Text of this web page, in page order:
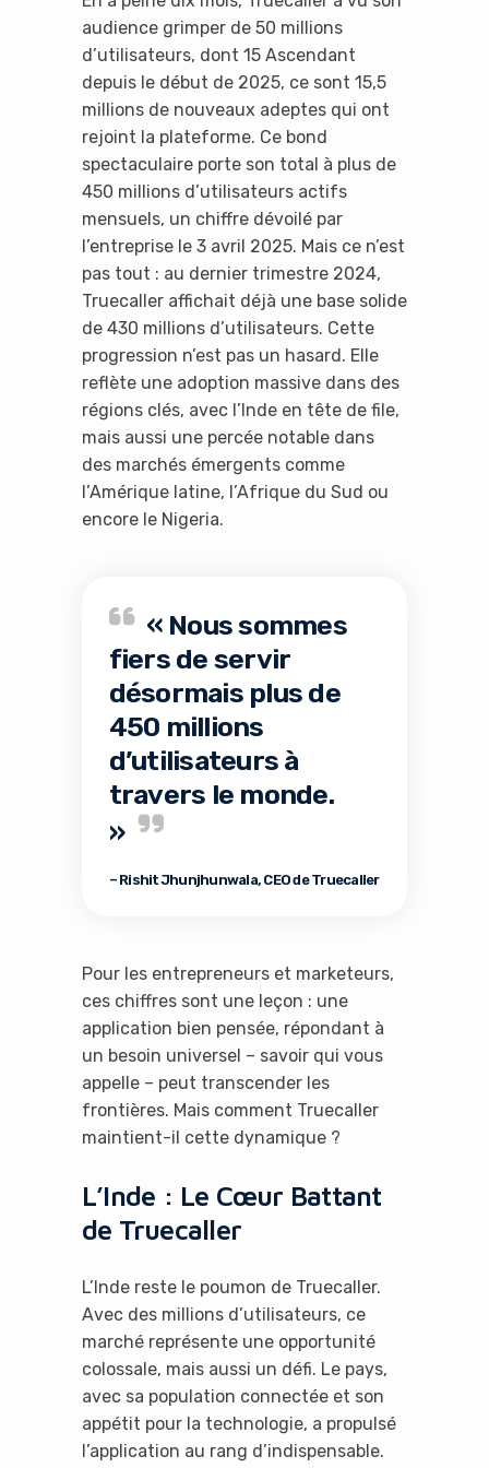
audience grimper de 50 millions
d’utilisateurs, dont 15 Ascendant
depuis le début de 2025, ce sont 15,5
millions de nouveaux adeptes qui ont
rejoint la plateforme. Ce bond
spectaculaire porte son total à plus de
450 millions d’utilisateurs actifs
mensuels, un chiffre dévoilé par
l’entreprise le 3 avril 2025. Mais ce n’est
pas tout : au dernier trimestre 2024,
Truecaller affichait déjà une base solide
de 430 millions d’utilisateurs. Cette
progression n’est pas un hasard. Elle
reflète une adoption massive dans des
régions clés, avec l’Inde en tête de file,
mais aussi une percée notable dans
des marchés émergents comme
l’Amérique latine, l’Afrique du Sud ou
encore le Nigeria.
« Nous sommes
fiers de servir
désormais plus de
450 millions
d’utilisateurs à
travers le monde.
»
– Rishit Jhunjhunwala, CEO de Truecaller
Pour les entrepreneurs et marketeurs,
ces chiffres sont une leçon : une
application bien pensée, répondant à
un besoin universel – savoir qui vous
appelle – peut transcender les
frontières. Mais comment Truecaller
maintient-il cette dynamique ?
L’Inde : Le Cœur Battant
de Truecaller
L’Inde reste le poumon de Truecaller.
Avec des millions d’utilisateurs, ce
marché représente une opportunité
colossale, mais aussi un défi. Le pays,
avec sa population connectée et son
appétit pour la technologie, a propulsé
l’application au rang d’indispensable.